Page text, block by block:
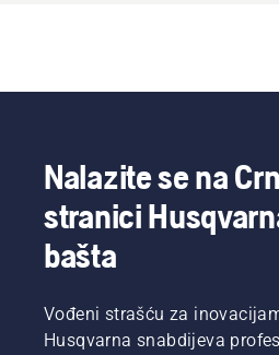
Nalazite se na
stranici
bašta
Vođeni strašću za
Husqvarna snabdijeva